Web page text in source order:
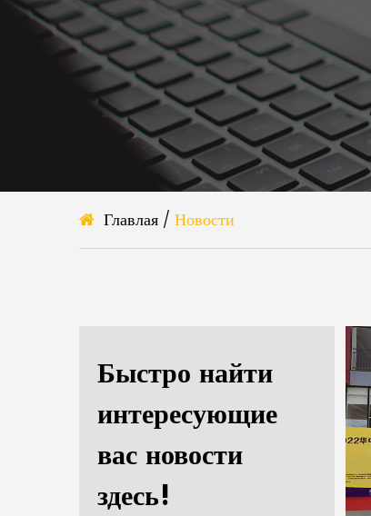
Главлая / Новости
Быстро найти
интересующие
вас новости
здесь!